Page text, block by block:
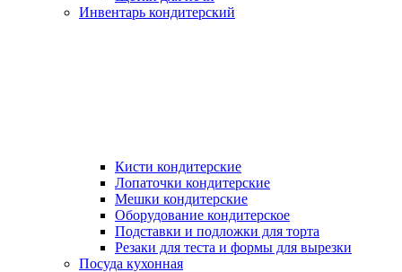
Инвентарь кондитерский
Кисти кондитерские
Лопаточки кондитерские
Мешки кондитерские
Оборудование кондитерское
Подставки и подложки для торта
Резаки для теста и формы для вырезки
Посуда кухонная